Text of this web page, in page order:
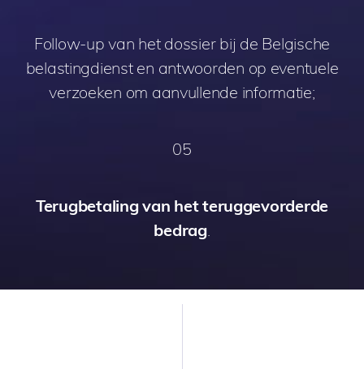
Follow-up van het dossier bij de Belgische
belastingdienst en antwoorden op eventuele
verzoeken om aanvullende informatie;
05
Terugbetaling van het teruggevorderde
bedrag.